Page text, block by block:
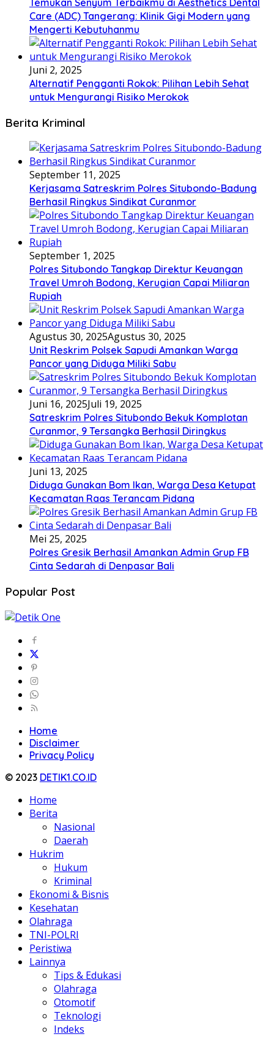
Temukan Senyum Terbaikmu di Aesthetics Dental
Care (ADC) Tangerang: Klinik Gigi Modern yang
Mengerti Kebutuhanmu
Juni 2, 2025
Alternatif Pengganti Rokok: Pilihan Lebih Sehat
untuk Mengurangi Risiko Merokok
Berita Kriminal
September 11, 2025
Kerjasama Satreskrim Polres Situbondo-Badung
Berhasil Ringkus Sindikat Curanmor
September 1, 2025
Polres Situbondo Tangkap Direktur Keuangan
Travel Umroh Bodong, Kerugian Capai Miliaran
Rupiah
Agustus 30, 2025Agustus 30, 2025
Unit Reskrim Polsek Sapudi Amankan Warga
Pancor yang Diduga Miliki Sabu
Juni 16, 2025Juli 19, 2025
Satreskrim Polres Situbondo Bekuk Komplotan
Curanmor, 9 Tersangka Berhasil Diringkus
Juni 13, 2025
Diduga Gunakan Bom Ikan, Warga Desa Ketupat
Kecamatan Raas Terancam Pidana
Mei 25, 2025
Polres Gresik Berhasil Amankan Admin Grup FB
Cinta Sedarah di Denpasar Bali
Popular Post
Home
Disclaimer
Privacy Policy
© 2023 DETIK1.CO.ID
Home
Berita
Nasional
Daerah
Hukrim
Hukum
Kriminal
Ekonomi & Bisnis
Kesehatan
Olahraga
TNI-POLRI
Peristiwa
Lainnya
Tips & Edukasi
Olahraga
Otomotif
Teknologi
Indeks